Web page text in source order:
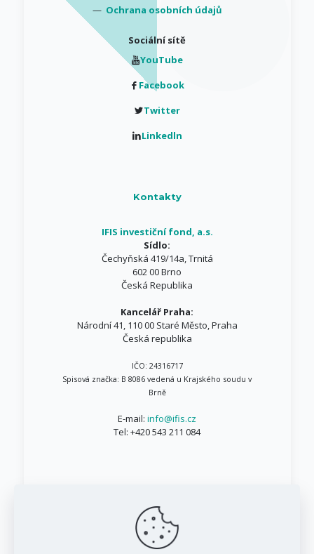
— Ochrana osobních údajů
Sociální sítě
YouTube
Facebook
Twitter
Linkedln
Kontakty
IFIS investiční fond, a.s.
Sídlo:
Čechyňská 419/14a, Trnitá
602 00 Brno
Česká Republika
Kancelář Praha:
Národní 41, 110 00 Staré Město, Praha
Česká republika
IČO: 24316717
Spisová značka: B 8086 vedená u Krajského soudu v
Brně
E-mail: info@ifis.cz
Tel: +420 543 211 084